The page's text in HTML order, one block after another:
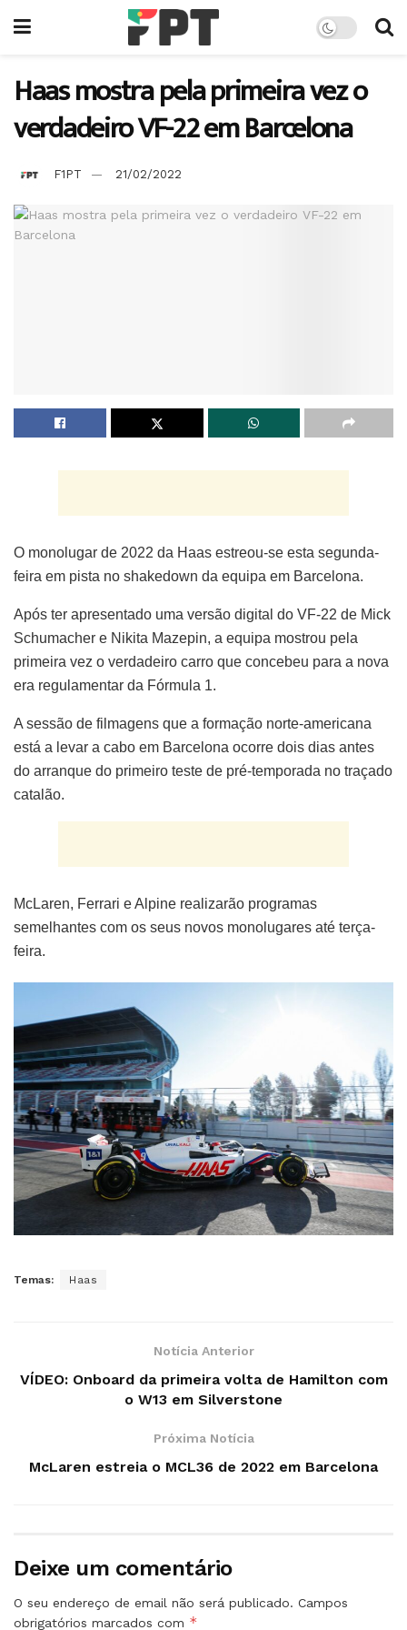
Haas mostra pela primeira vez o
verdadeiro VF-22 em Barcelona
F1PT 21/02/2022
O monolugar de 2022 da Haas estreou-se esta segunda-
feira em pista no shakedown da equipa em Barcelona.
Após ter apresentado uma versão digital do VF-22 de Mick
Schumacher e Nikita Mazepin, a equipa mostrou pela
primeira vez o verdadeiro carro que concebeu para a nova
era regulamentar da Fórmula 1.
A sessão de filmagens que a formação norte-americana
está a levar a cabo em Barcelona ocorre dois dias antes
do arranque do primeiro teste de pré-temporada no traçado
catalão.
McLaren, Ferrari e Alpine realizarão programas
semelhantes com os seus novos monolugares até terça-
feira.
Temas: Haas
Notícia Anterior
VÍDEO: Onboard da primeira volta de Hamilton com
o W13 em Silverstone
Próxima Notícia
McLaren estreia o MCL36 de 2022 em Barcelona
Deixe um comentário
O seu endereço de email não será publicado. Campos
obrigatórios marcados com *